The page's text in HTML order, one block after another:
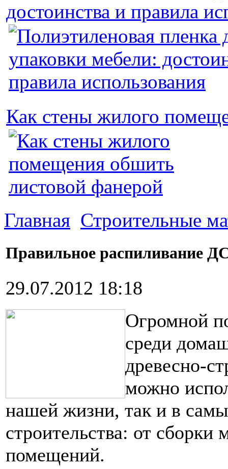
достоинства и правила
Как стены жилого
Главная Строительные
Правильное распиливание
29.07.2012 18:18
Огромной
среди
древесно-
можно
нашей жизни, так и в
строительства: от
помещений.